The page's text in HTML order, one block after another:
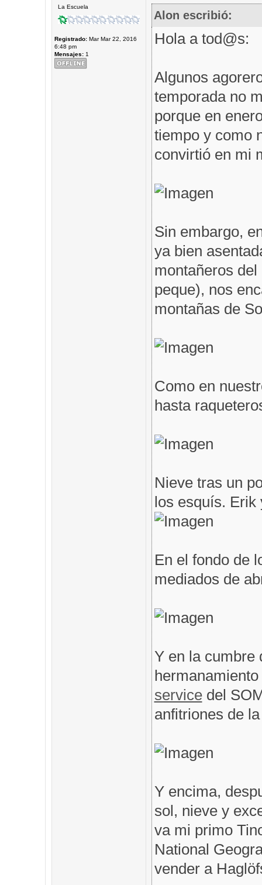
La Escuela
Registrado:Mar Mar 22, 2016
6:48 pm
Mensajes:1
Alon escribió:
Hola a tod@s:
Algunos
temporada no
porque en
tiempo y como
convirtió en mi
Sin embargo,
ya bien
montañeros
peque), nos
montañas de
Como en
hasta
Nieve tras un
los esquís. Erik
En el fondo de
mediados de
Y en la cumbre
servicedel
anfitriones de
Y encima,
sol, nieve y
va mi primo
National
vender a